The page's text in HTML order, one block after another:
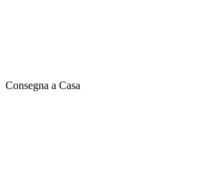
Consegna a Casa